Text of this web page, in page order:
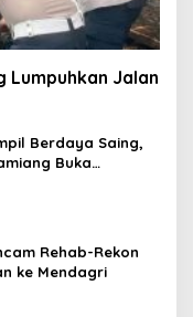
Lumpuhkan Jalan
Berdaya Saing,
Buka
Rehab-Rekon
ke Mendagri